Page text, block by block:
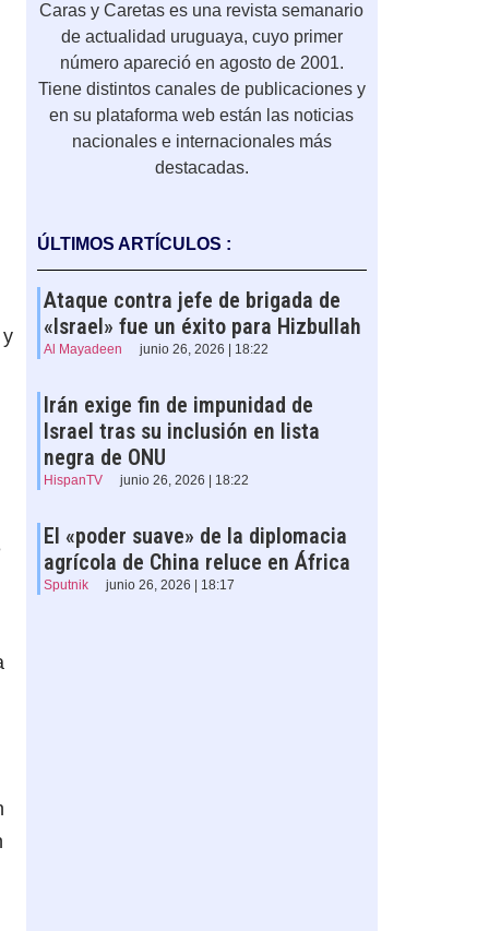
Caras y Caretas es una revista semanario
de actualidad uruguaya, cuyo primer
número apareció en agosto de 2001.
Tiene distintos canales de publicaciones y
en su plataforma web están las noticias
nacionales e internacionales más
destacadas.
ÚLTIMOS ARTÍCULOS :
Ataque contra jefe de brigada de
«Israel» fue un éxito para Hizbullah
Al Mayadeen junio 26, 2026 | 18:22
Irán exige fin de impunidad de
Israel tras su inclusión en lista
negra de ONU
HispanTV junio 26, 2026 | 18:22
El «poder suave» de la diplomacia
agrícola de China reluce en África
Sputnik junio 26, 2026 | 18:17